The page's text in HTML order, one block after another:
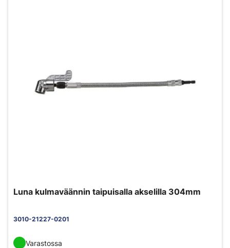
Luna kulmaväännin taipuisalla akselilla 304mm
3010-21227-0201
Varastossa